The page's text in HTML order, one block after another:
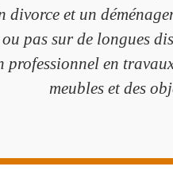
et un
pas sur de longues
professionnel en
meubles et des